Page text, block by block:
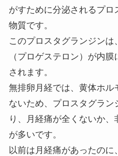
がすために分泌されるプロ
物質です。
このプロスタグランジンは
（プロゲステロン）が内
されます。
無排卵月経では、黄体ホル
ないため、プロスタグラン
り、月経痛が全くないか、
が多いです。
以前は月経痛があったの